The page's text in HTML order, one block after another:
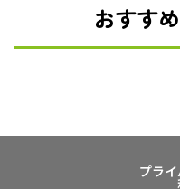
おすす
プラ